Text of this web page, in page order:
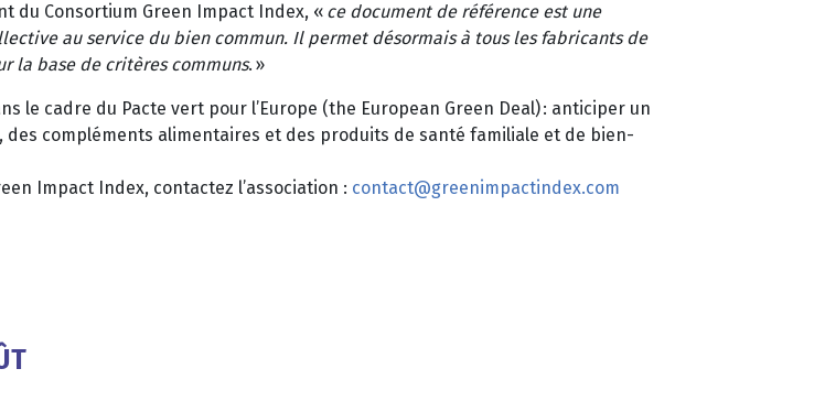
du Consortium Green Impact Index, « ce document de référence est une
au service du bien commun. Il permet désormais à tous les fabricants de
la base de critères communs. »
le cadre du Pacte vert pour l’Europe (the European Green Deal) : anticiper un
compléments alimentaires et des produits de santé familiale et de bien-
Impact Index, contactez l’association : contact@greenimpactindex.com